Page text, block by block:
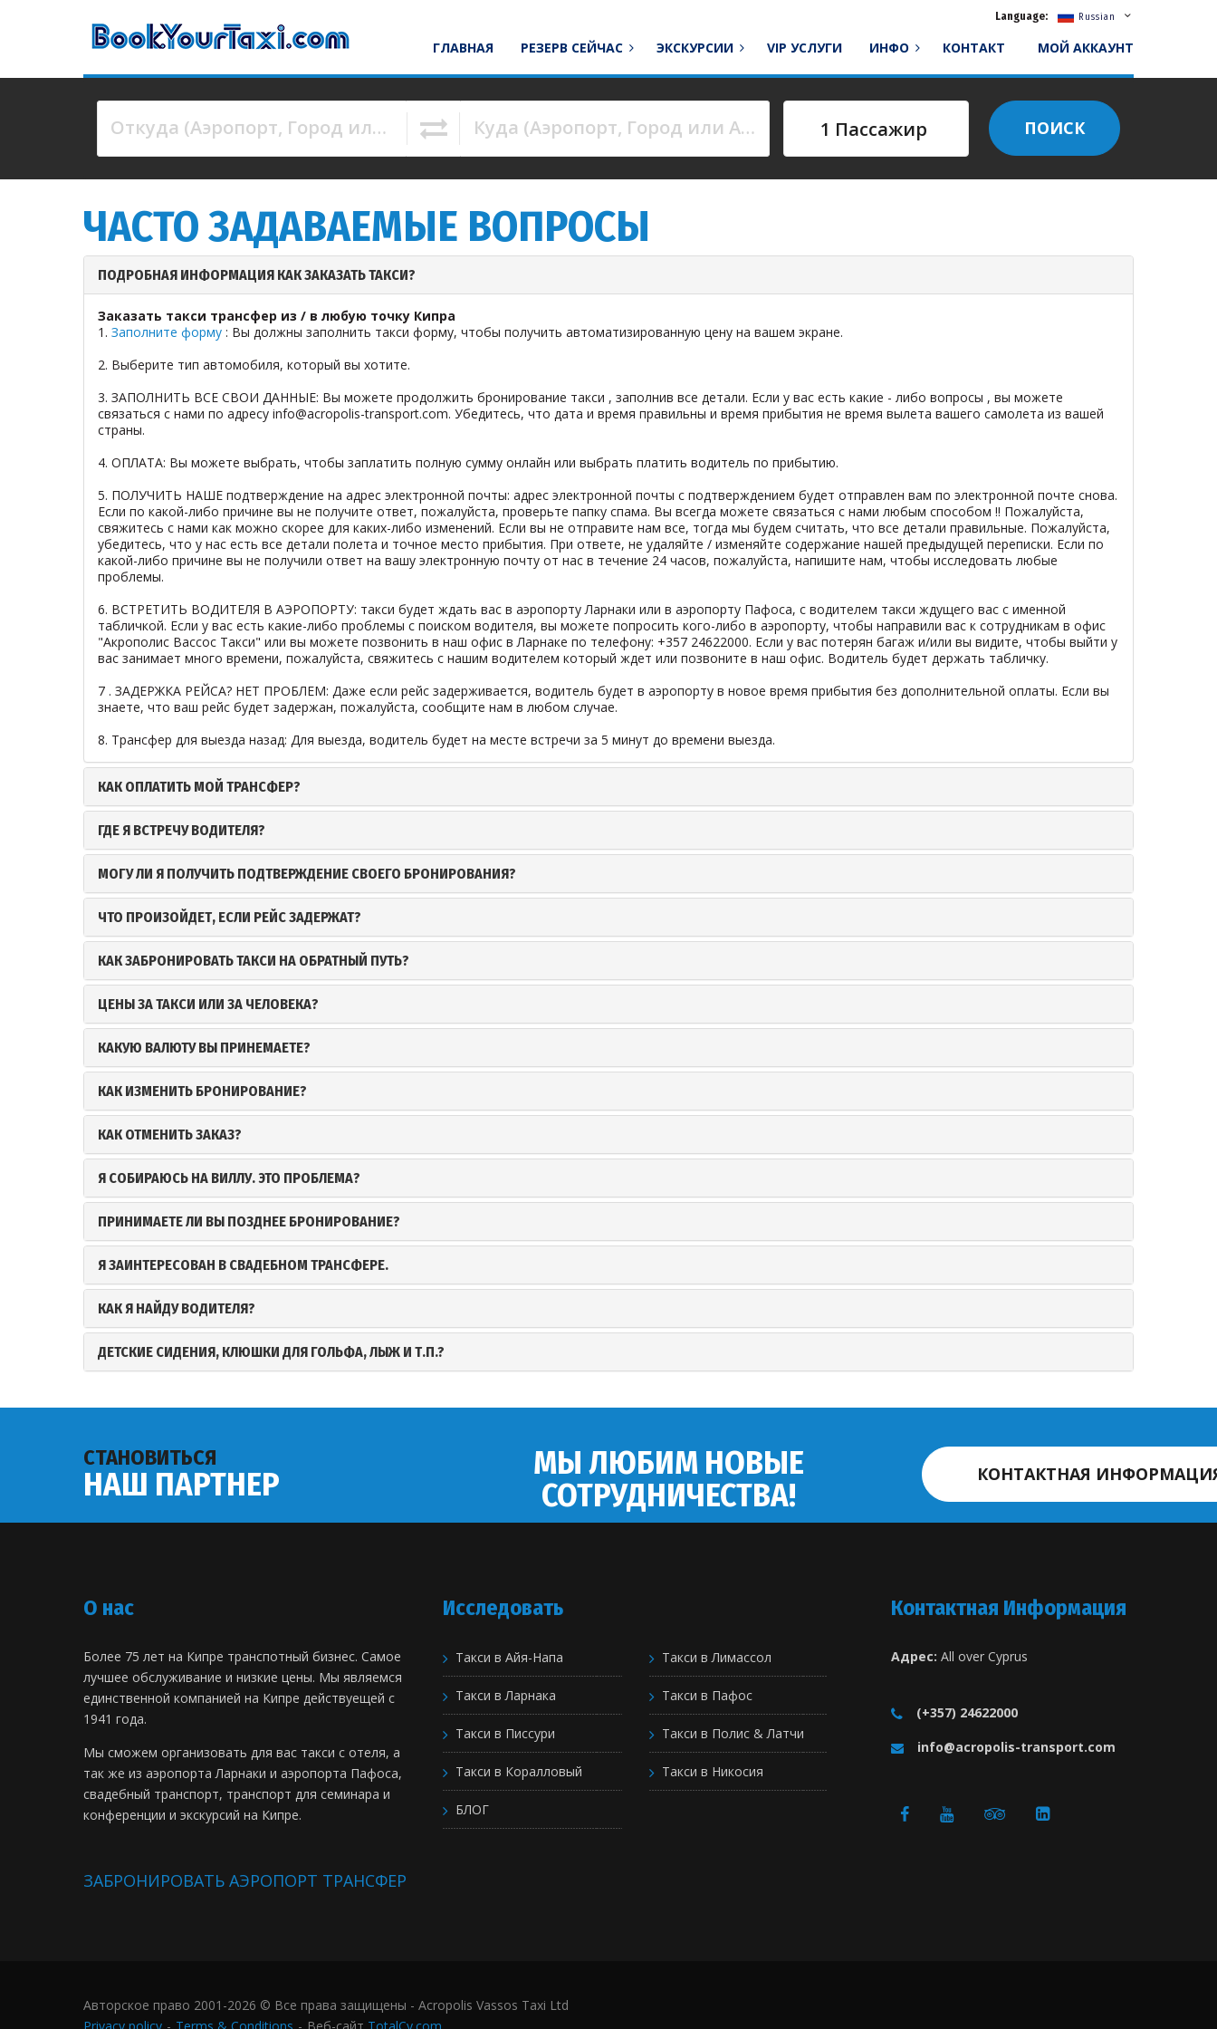
Language: Russian
ГЛАВНАЯ РЕЗЕРВ СЕЙЧАС ЭКСКУРСИИ VIP УСЛУГИ ИНФО КОНТАКТ МОЙ АККАУНТ
Откуда (Аэропорт, Город или Адрес) Куда (Аэропорт, Город или Адрес) ПОИСК
ЧАСТО ЗАДАВАЕМЫЕ ВОПРОСЫ
ПОДРОБНАЯ ИНФОРМАЦИЯ КАК ЗАКАЗАТЬ ТАКСИ?
Заказать такси трансфер из / в любую точку Кипра
1. Заполните форму : Вы должны заполнить такси форму, чтобы получить автоматизированную цену на вашем экране.
2. Выберите тип автомобиля, который вы хотите.
3. ЗАПОЛНИТЬ ВСЕ СВОИ ДАННЫЕ: Вы можете продолжить бронирование такси , заполнив все детали. Если у вас есть какие - либо вопросы , вы можете
связаться с нами по адресу info@acropolis-transport.com. Убедитесь, что дата и время правильны и время прибытия не время вылета вашего самолета из вашей
страны.
4. ОПЛАТА: Вы можете выбрать, чтобы заплатить полную сумму онлайн или выбрать платить водитель по прибытию.
5. ПОЛУЧИТЬ НАШЕ подтверждение на адрес электронной почты: адрес электронной почты с подтверждением будет отправлен вам по электронной почте снова.
Если по какой-либо причине вы не получите ответ, пожалуйста, проверьте папку спама. Вы всегда можете связаться с нами любым способом !! Пожалуйста,
свяжитесь с нами как можно скорее для каких-либо изменений. Если вы не отправите нам все, тогда мы будем считать, что все детали правильные. Пожалуйста,
убедитесь, что у нас есть все детали полета и точное место прибытия. При ответе, не удаляйте / изменяйте содержание нашей предыдущей переписки. Если по
какой-либо причине вы не получили ответ на вашу электронную почту от нас в течение 24 часов, пожалуйста, напишите нам, чтобы исследовать любые
проблемы.
6. ВСТРЕТИТЬ ВОДИТЕЛЯ В АЭРОПОРТУ: такси будет ждать вас в аэропорту Ларнаки или в аэропорту Пафоса, с водителем такси ждущего вас с именной
табличкой. Если у вас есть какие-либо проблемы с поиском водителя, вы можете попросить кого-либо в аэропорту, чтобы направили вас к сотрудникам в офис
"Акрополис Вассос Такси" или вы можете позвонить в наш офис в Ларнаке по телефону: +357 24622000. Если у вас потерян багаж и/или вы видите, чтобы выйти у
вас занимает много времени, пожалуйста, свяжитесь с нашим водителем который ждет или позвоните в наш офис. Водитель будет держать табличку.
7 . ЗАДЕРЖКА РЕЙСА? НЕТ ПРОБЛЕМ: Даже если рейс задерживается, водитель будет в аэропорту в новое время прибытия без дополнительной оплаты. Если вы
знаете, что ваш рейс будет задержан, пожалуйста, сообщите нам в любом случае.
8. Трансфер для выезда назад: Для выезда, водитель будет на месте встречи за 5 минут до времени выезда.
КАК ОПЛАТИТЬ МОЙ ТРАНСФЕР?
ГДЕ Я ВСТРЕЧУ ВОДИТЕЛЯ?
МОГУ ЛИ Я ПОЛУЧИТЬ ПОДТВЕРЖДЕНИЕ СВОЕГО БРОНИРОВАНИЯ?
ЧТО ПРОИЗОЙДЕТ, ЕСЛИ РЕЙС ЗАДЕРЖАТ?
КАК ЗАБРОНИРОВАТЬ ТАКСИ НА ОБРАТНЫЙ ПУТЬ?
ЦЕНЫ ЗА ТАКСИ ИЛИ ЗА ЧЕЛОВЕКА?
КАКУЮ ВАЛЮТУ ВЫ ПРИНЕМАЕТЕ?
КАК ИЗМЕНИТЬ БРОНИРОВАНИЕ?
КАК ОТМЕНИТЬ ЗАКАЗ?
Я СОБИРАЮСЬ НА ВИЛЛУ. ЭТО ПРОБЛЕМА?
ПРИНИМАЕТЕ ЛИ ВЫ ПОЗДНЕЕ БРОНИРОВАНИЕ?
Я ЗАИНТЕРЕСОВАН В СВАДЕБНОМ ТРАНСФЕРЕ.
КАК Я НАЙДУ ВОДИТЕЛЯ?
ДЕТСКИЕ СИДЕНИЯ, КЛЮШКИ ДЛЯ ГОЛЬФА, ЛЫЖ И Т.П.?
СТАНОВИТЬСЯ
НАШ ПАРТНЕР
МЫ ЛЮБИМ НОВЫЕ
СОТРУДНИЧЕСТВА!
КОНТАКТНАЯ
О нас
Более 75 лет на Кипре транспотный бизнес. Самое
лучшее обслуживание и низкие цены. Мы являемся
единственной компанией на Кипре действуещей с
1941 года.
Мы сможем организовать для вас такси с отеля, а
так же из аэропорта Ларнаки и аэропорта Пафоса,
свадебный транспорт, транспорт для семинара и
конференции и экскурсий на Кипре.
ЗАБРОНИРОВАТЬ АЭРОПОРТ ТРАНСФЕР
Исследовать
Такси в Айя-Напа Такси в Лимассол
Такси в Ларнака Такси в Пафос
Такси в Писсури Такси в Полис & Латчи
Такси в Коралловый Такси в Никосия
БЛОГ
Контактная Информация
Адрес: All over Cyprus
(+357) 24622000
info@acropolis-transport.com
Авторское право 2001-2026 © Все права защищены - Acropolis Vassos Taxi Ltd